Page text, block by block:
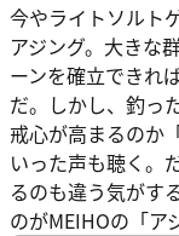
今やライトソルト
アジング。大きな
ーンを確立できれ
だ。しかし、釣っ
戒心が高まるのか
いった声も聴く。
るのも違う気がす
のがMEIHOの「